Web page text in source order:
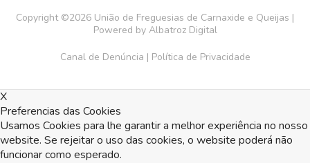
Copyright ©2026 União de Freguesias de Carnaxide e Queijas |
Powered by Albatroz Digital
Canal de Denúncia | Política de Privacidade
X
Preferencias das Cookies
Usamos Cookies para lhe garantir a melhor experiência no nosso
website. Se rejeitar o uso das cookies, o website poderá não
funcionar como esperado.